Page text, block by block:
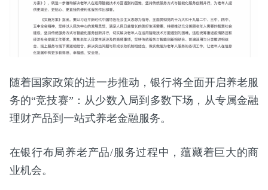
随着国家政策的进一步推动，银行将全面开启养老服
务的“竞技赛”：从少数入局到多数下场，从专属金融
理财产品到一站式养老金融服务。
在银行布局养老产品/服务过程中，蕴藏着巨大的商
业机会。